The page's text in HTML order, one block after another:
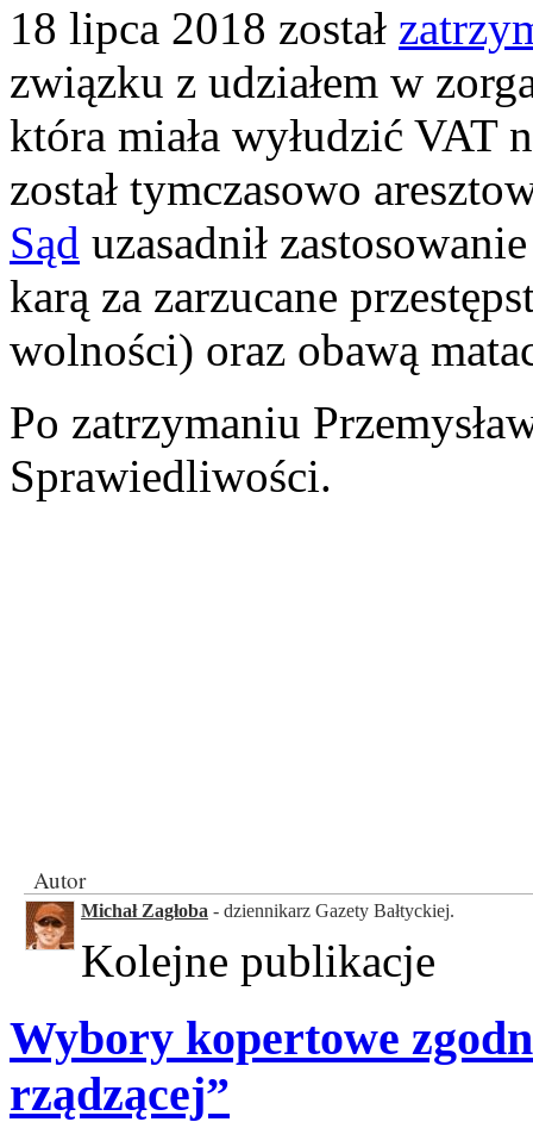
18 lipca 2018 został
związku z udziałem w
która miała wyłudzić VAT
został tymczasowo
Sąd uzasadnił
karą za zarzucane
wolności) oraz obawą
Po zatrzymaniu
Sprawiedliwości.
Autor
Michał Zagłoba - dziennikarz Gazety Bałtyckiej.
Kolejne publikacje
Wybory kopertowe
rządzącej”